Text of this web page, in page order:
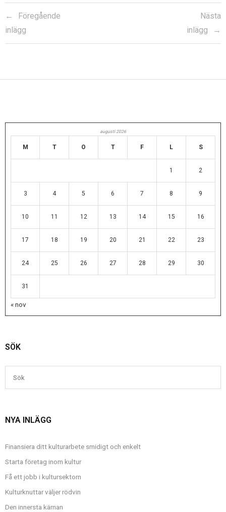
Föregående
inlägg
Nästa
inlägg
augusti 2026
M T O T F L S
1 2
3 4 5 6 7 8 9
10 11 12 13 14 15 16
17 18 19 20 21 22 23
24 25 26 27 28 29 30
31
« nov
SÖK
NYA INLÄGG
Finansiera ditt kulturarbete smidigt och enkelt
Starta företag inom kultur
Få ett jobb i kultursektorn
Kulturknuttar väljer rödvin
Den innersta kärnan